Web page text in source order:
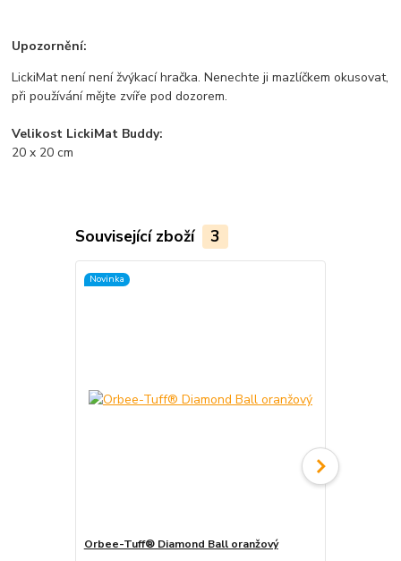
Upozornění:
LickiMat není není žvýkací hračka. Nenechte ji mazlíčkem okusovat,
při používání mějte zvíře pod dozorem.
Velikost LickiMat Buddy:
20 x 20 cm
Související zboží 3
Novinka
Orbee-Tuff® Diamond Ball oranžový